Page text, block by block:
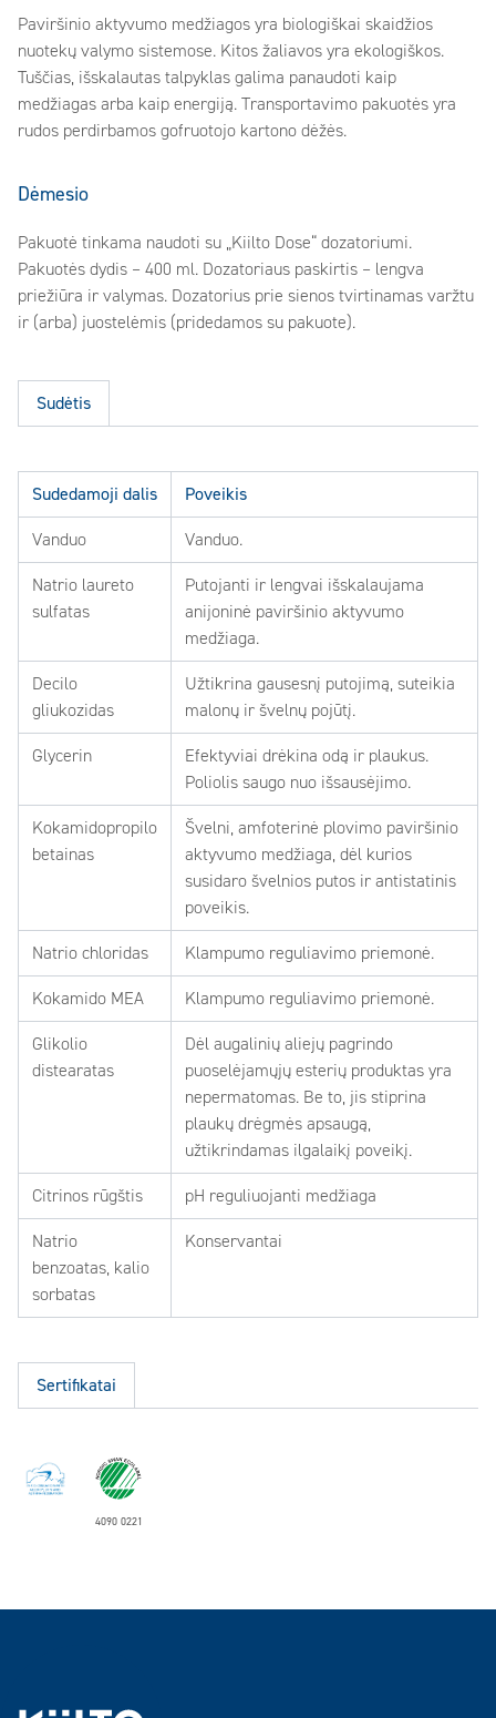
Paviršinio aktyvumo medžiagos yra biologiškai skaidžios
nuotekų valymo sistemose. Kitos žaliavos yra ekologiškos.
Tuščias, išskalautas talpyklas galima panaudoti kaip
medžiagas arba kaip energiją. Transportavimo pakuotės yra
rudos perdirbamos gofruotojo kartono dėžės.
Dėmesio
Pakuotė tinkama naudoti su „Kiilto Dose“ dozatoriumi.
Pakuotės dydis – 400 ml. Dozatoriaus paskirtis – lengva
priežiūra ir valymas. Dozatorius prie sienos tvirtinamas varžtu
ir (arba) juostelėmis (pridedamos su pakuote).
Sudėtis
Sudedamoji dalis Poveikis
Vanduo Vanduo.
Natrio laureto
sulfatas
Putojanti ir lengvai išskalaujama
anijoninė paviršinio aktyvumo
medžiaga.
Decilo
gliukozidas
Užtikrina gausesnį putojimą, suteikia
malonų ir švelnų pojūtį.
Glycerin
Efektyviai drėkina odą ir plaukus.
Poliolis saugo nuo išsausėjimo.
Kokamidopropilo
betainas
Švelni, amfoterinė plovimo paviršinio
aktyvumo medžiaga, dėl kurios
susidaro švelnios putos ir antistatinis
poveikis.
Natrio chloridas Klampumo reguliavimo priemonė.
Kokamido MEA Klampumo reguliavimo priemonė.
Glikolio
distearatas
Dėl augalinių aliejų pagrindo
puoselėjamųjų esterių produktas yra
nepermatomas. Be to, jis stiprina
plaukų drėgmės apsaugą,
užtikrindamas ilgalaikį poveikį.
Citrinos rūgštis pH reguliuojanti medžiaga
Natrio
benzoatas, kalio
sorbatas
Konservantai
Sertifikatai
4090 0221